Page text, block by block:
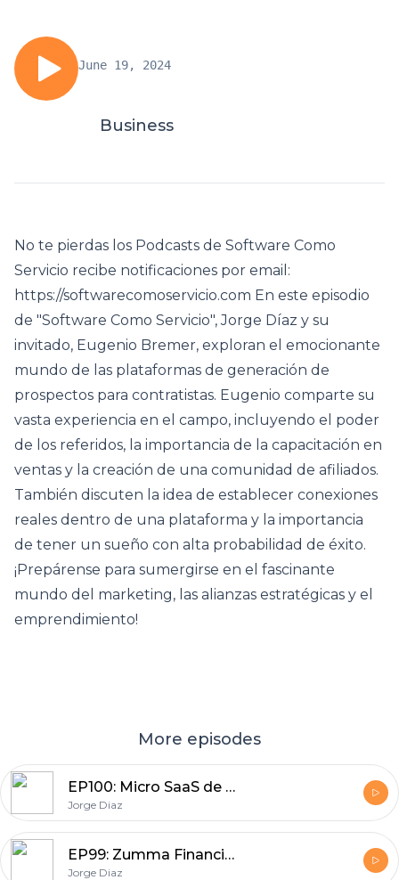
June 19, 2024
Business
No te pierdas los Podcasts de Software Como
Servicio recibe notificaciones por email:
https://softwarecomoservicio.com En este episodio
de "Software Como Servicio", Jorge Díaz y su
invitado, Eugenio Bremer, exploran el emocionante
mundo de las plataformas de generación de
prospectos para contratistas. Eugenio comparte su
vasta experiencia en el campo, incluyendo el poder
de los referidos, la importancia de la capacitación en
ventas y la creación de una comunidad de afiliados.
También discuten la idea de establecer conexiones
reales dentro de una plataforma y la importancia
de tener un sueño con alta probabilidad de éxito.
¡Prepárense para sumergirse en el fascinante
mundo del marketing, las alianzas estratégicas y el
emprendimiento!
More episodes
EP100: Micro SaaS de Leandro Zubrezki Sync2Sheets en LATAM. SaaS para Notion
Jorge Diaz
EP99: Zumma Financial: Copiloto de Facturación con Inteligencia Artificial a Través de WhatsApp
Jorge Diaz